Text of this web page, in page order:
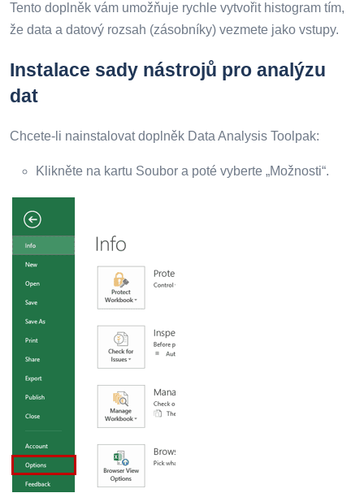
Tento doplněk vám umožňuje rychle vytvořit histogram tím,
že data a datový rozsah (zásobníky) vezmete jako vstupy.
Instalace sady nástrojů pro analýzu
dat
Chcete-li nainstalovat doplněk Data Analysis Toolpak:
Klikněte na kartu Soubor a poté vyberte „Možnosti“.